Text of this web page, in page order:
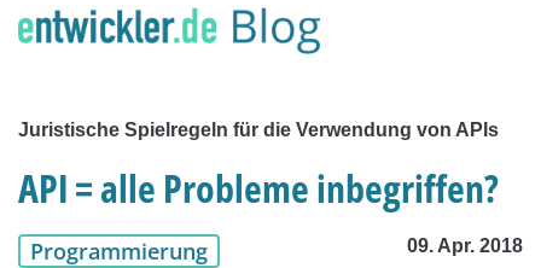
Juristische Spielregeln für die Verwendung von APIs
API = alle Probleme inbegriffen?
Programmierung 09. Apr. 2018